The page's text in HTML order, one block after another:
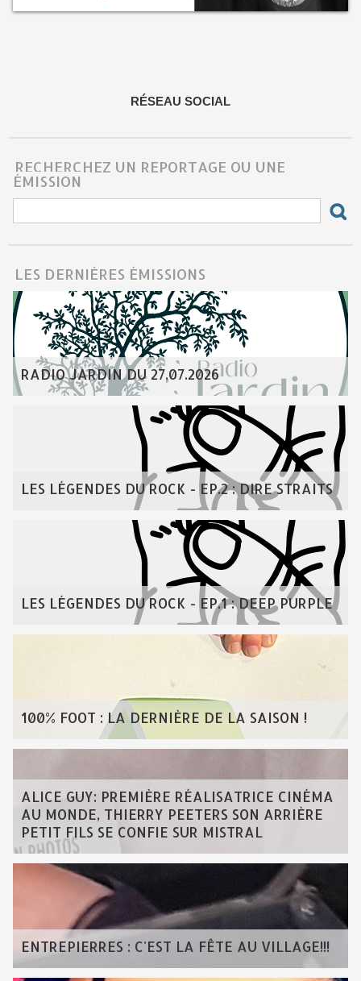
RÉSEAU SOCIAL
RECHERCHEZ UN REPORTAGE OU UNE
ÉMISSION
LES DERNIÈRES ÉMISSIONS
RADIO JARDIN DU 27.07.2026
LES LÉGENDES DU ROCK - EP.2 : DIRE STRAITS
LES LÉGENDES DU ROCK - EP.1 : DEEP PURPLE
100% FOOT : LA DERNIÈRE DE LA SAISON !
ALICE GUY: PREMIÈRE RÉALISATRICE CINÉMA
AU MONDE, THIERRY PEETERS SON ARRIÈRE
PETIT FILS SE CONFIE SUR MISTRAL
ENTREPIERRES : C'EST LA FÊTE AU VILLAGE!!!